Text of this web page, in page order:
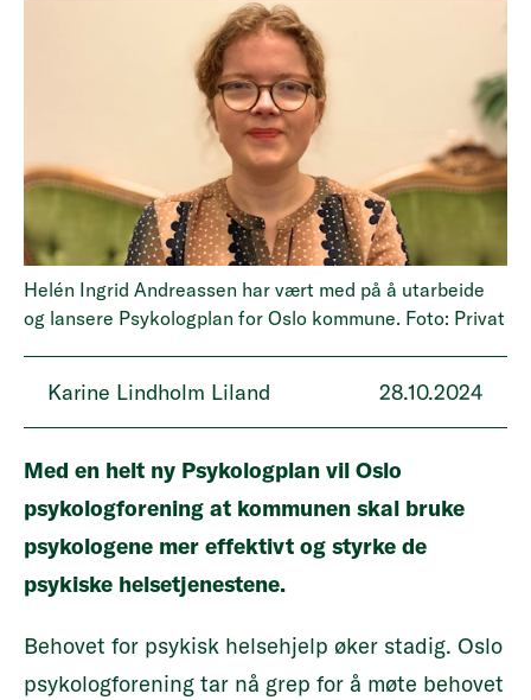
Helén Ingrid Andreassen har vært med på å utarbeide
og lansere Psykologplan for Oslo kommune. Foto: Privat
Karine Lindholm Liland 28.10.2024
Med en helt ny Psykologplan vil Oslo
psykologforening at kommunen skal bruke
psykologene mer effektivt og styrke de
psykiske helsetjenestene.
Behovet for psykisk helsehjelp øker stadig. Oslo
psykologforening tar nå grep for å møte behovet